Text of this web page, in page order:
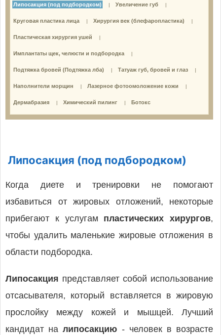
Липосакция (под подбородком) Увеличение губ
Круговая пластика лица Хирургия век (блефаропластика)
Пластическая хирургия ушей
Имплантаты щек, челюсти и подбородка
Подтяжка бровей (Подтяжка лба) Татуаж губ, бровей и глаз
Наполнители морщин Лазерное фотоомоложение кожи
Дермабразия Химический пилинг Ботокс
Липосакция (под подбородком)
Когда диете и тренировки не помогают
избавиться от жировых отложений, некоторые
прибегают к услугам пластических хирургов,
чтобы удалить маленькие жировые отложения в
области подбородка.
Липосакция представляет собой использование
отсасывателя, который вставляется в жировую
прослойку между кожей и мышцей. Лучший
кандидат налипосакцию - человек в возрасте